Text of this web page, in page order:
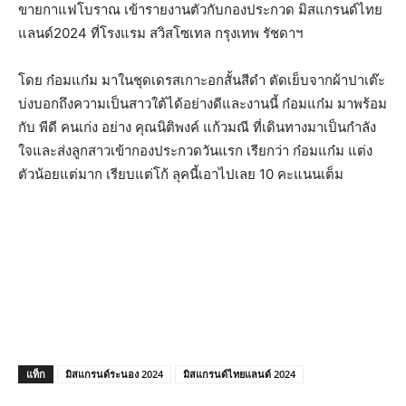
ขายกาแฟโบราณ เข้ารายงานตัวกับกองประกวด มิสแกรนด์ไทย
แลนด์2024 ที่โรงแรม สวิสโซเทล กรุงเทพ รัชดาฯ
โดย ก๋อมแก๋ม มาในชุดเดรสเกาะอกสั้นสีดำ ตัดเย็บจากผ้าปาเต๊ะ
บ่งบอกถึงความเป็นสาวใต้ได้อย่างดีและงานนี้ ก๋อมแก๋ม มาพร้อม
กับ พีดี คนเก่ง อย่าง คุณนิติพงค์ แก้วมณี ที่เดินทางมาเป็นกำลัง
ใจและส่งลูกสาวเข้ากองประกวดวันแรก เรียกว่า ก๋อมแก๋ม แต่ง
ตัวน้อยแต่มาก เรียบแต่โก้ ลุคนี้เอาไปเลย 10 คะแนนเต็ม
แท็ก มิสแกรนด์ระนอง 2024 มิสแกรนด์ไทยแลนด์ 2024